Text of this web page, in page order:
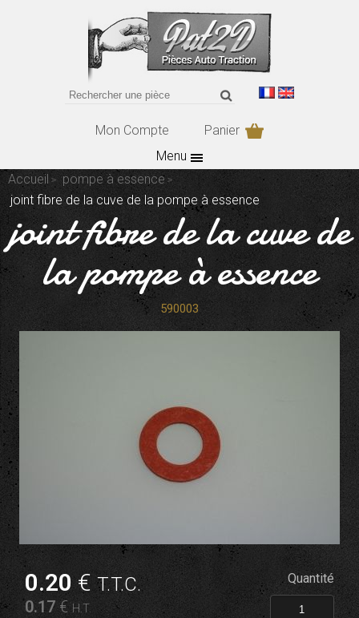
Mon Compte
Panier
Menu
Accueil
pompe à essence
joint fibre de la cuve de la pompe à essence
joint fibre de la cuve de
la pompe à essence
590003
0.20 €T.T.C.
0.17 € H.T.
Quantité